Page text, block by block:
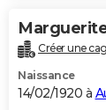
Créer une
Naissance
14/02/1920 à